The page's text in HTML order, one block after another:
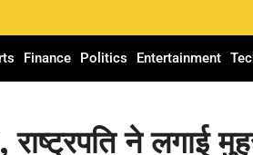
Finance Politics Entertainment
ने लगाई